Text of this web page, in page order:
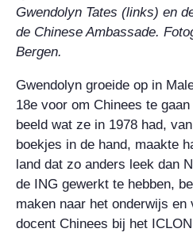
Gwendolyn Tates (links) en
de Chinese Ambassade.
Bergen.
Gwendolyn groeide op in
18e voor om Chinees te
beeld wat ze in 1978 had,
boekjes in de hand, maakte
land dat zo anders leek dan
de ING gewerkt te hebben,
maken naar het onderwijs en
docent Chinees bij het